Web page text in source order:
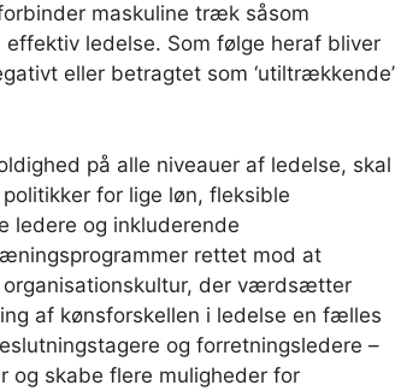
maskuline træk såsom
ledelse. Som følge heraf bliver
eller betragtet som ‘utiltrækkende’
på alle niveauer af ledelse, skal
for lige løn, fleksible
ledere og inkluderende
rettet mod at
der værdsætter
af kønsforskellen i ledelse en fælles
og forretningsledere –
og skabe flere muligheder for